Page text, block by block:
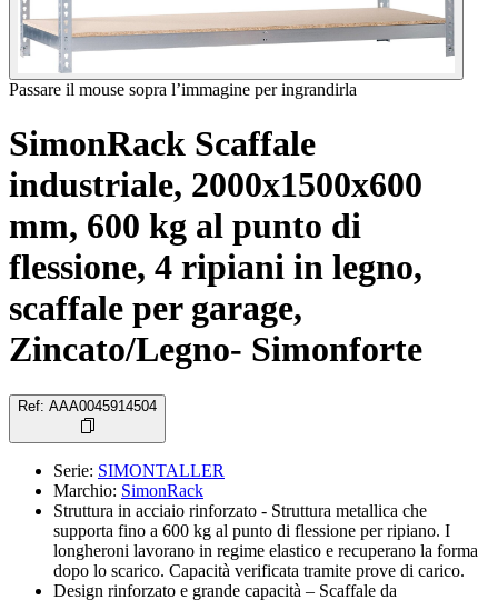
Passare il mouse sopra l’immagine per ingrandirla
SimonRack Scaffale
industriale, 2000x1500x600
mm, 600 kg al punto di
flessione, 4 ripiani in legno,
scaffale per garage,
Zincato/Legno- Simonforte
Ref: AAA0045914504
Serie: SIMONTALLER
Marchio: SimonRack
Struttura in acciaio rinforzato - Struttura metallica che
supporta fino a 600 kg al punto di flessione per ripiano. I
longheroni lavorano in regime elastico e recuperano la forma
dopo lo scarico. Capacità verificata tramite prove di carico.
Design rinforzato e grande capacità – Scaffale da